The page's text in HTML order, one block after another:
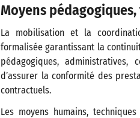
Moyens
La mobilisation et la
formalisée garantissant la
pédagogiques,
d’assurer la conformité des
contractuels.
Les moyens humains,